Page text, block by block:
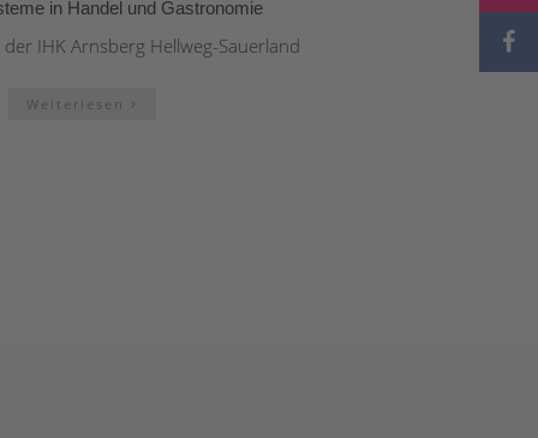
in Handel und Gastronomie
IHK Arnsberg Hellweg-Sauerland
Weiterlesen